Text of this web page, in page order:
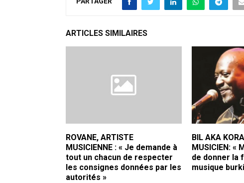
ARTICLES SIMILAIRES
ROVANE, ARTISTE
MUSICIENNE : « Je demande à
tout un chacun de respecter
les consignes données par les
autorités »
BIL AKA
MUSICIEN: «
de donner la
musique